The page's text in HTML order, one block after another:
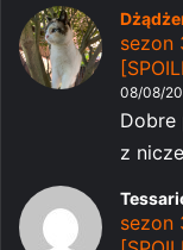
sezon
08/08/
Dobre
z
sezon